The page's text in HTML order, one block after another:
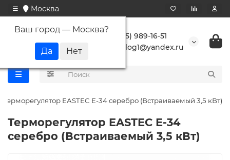
Москва
Ваш город — Москва?
+7 (495) 989-16-51
buranlog1@yandex.ru
Терморегулятор EASTEC E-34 серебро (Встраиваемый 3,5 кВт)
Терморегулятор EASTEC E-34
серебро (Встраиваемый 3,5 кВт)